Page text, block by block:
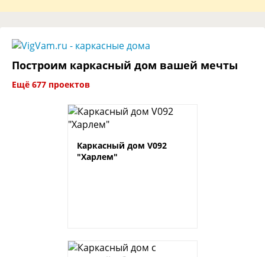
Построим каркасный дом вашей мечты
Ещё 677 проектов
Каркасный дом V092
"Харлем"